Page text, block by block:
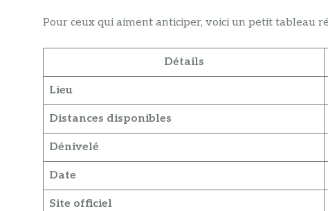
Pour ceux qui aiment anticiper, voici un petit tableau
Détails
Lieu
Distances disponibles
Dénivelé
Date
Site officiel